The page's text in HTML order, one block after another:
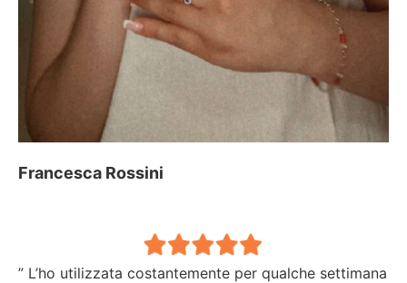
Francesca Rossini
” L’ho utilizzata costantemente per qualche settimana